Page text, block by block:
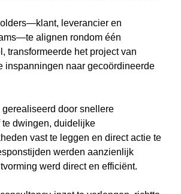
leverancier en
alignen rondom één
transformeerde het project van
inspanningen naar gecoördineerde
gerealiseerd door snellere
dwingen, duidelijke
vast te leggen en direct actie te
werden aanzienlijk
werd direct en efficiënt.